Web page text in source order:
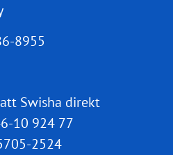
8955
Swisha direkt
10 924 77
2524